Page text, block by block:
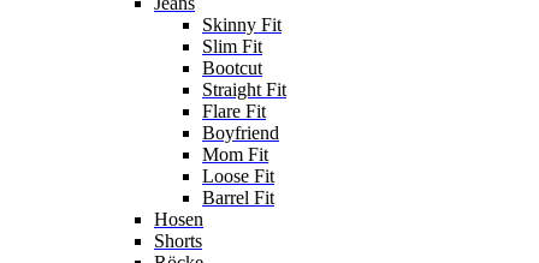
Skinny Fit
Slim Fit
Bootcut
Straight Fit
Flare Fit
Boyfriend
Mom Fit
Loose Fit
Barrel Fit
Hosen
Shorts